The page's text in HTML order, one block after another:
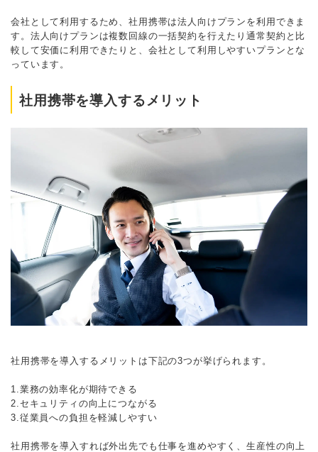
会社として利用するため、社用携帯は法人向けプランを利用できま
す。法人向けプランは複数回線の一括契約を行えたり通常契約と比
較して安価に利用できたりと、会社として利用しやすいプランとな
っています。
社用携帯を導入するメリット
社用携帯を導入するメリットは下記の3つが挙げられます。
1.業務の効率化が期待できる
2.セキュリティの向上につながる
3.従業員への負担を軽減しやすい
社用携帯を導入すれば外出先でも仕事を進めやすく、生産性の向上